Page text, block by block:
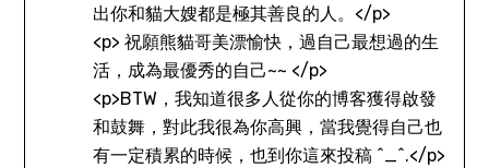
出你和貓大嫂都是極其善良的人。</p>
<p> 祝願熊貓哥美漂愉快，過自己最想過的生
活，成為最優秀的自己~~ </p>
<p>BTW，我知道很多人從你的博客獲得啟發
和鼓舞，對此我很為你高興，當我覺得自己也
有一定積累的時候，也到你這來投稿 ^_^.</p>